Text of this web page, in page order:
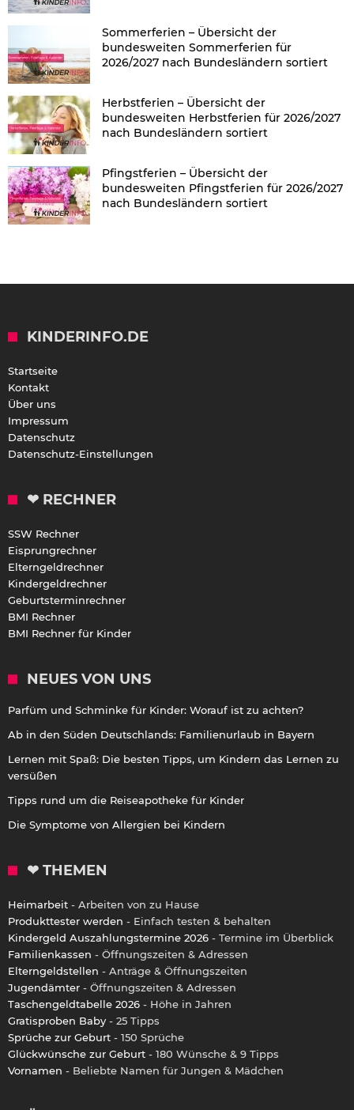
Sommerferien – Übersicht der
bundesweiten Sommerferien für
2026/2027 nach Bundesländern sortiert
Herbstferien – Übersicht der
bundesweiten Herbstferien für 2026/2027
nach Bundesländern sortiert
Pfingstferien – Übersicht der
bundesweiten Pfingstferien für 2026/2027
nach Bundesländern sortiert
KINDERINFO.DE
Startseite
Kontakt
Über uns
Impressum
Datenschutz
Datenschutz-Einstellungen
❤ RECHNER
SSW Rechner
Eisprungrechner
Elterngeldrechner
Kindergeldrechner
Geburtsterminrechner
BMI Rechner
BMI Rechner für Kinder
NEUES VON UNS
Parfüm und Schminke für Kinder: Worauf ist zu achten?
Ab in den Süden Deutschlands: Familienurlaub in Bayern
Lernen mit Spaß: Die besten Tipps, um Kindern das Lernen zu
versüßen
Tipps rund um die Reiseapotheke für Kinder
Die Symptome von Allergien bei Kindern
❤ THEMEN
Heimarbeit - Arbeiten von zu Hause
Produkttester werden - Einfach testen & behalten
Kindergeld Auszahlungstermine 2026 - Termine im Überblick
Familienkassen - Öffnungszeiten & Adressen
Elterngeldstellen - Anträge & Öffnungszeiten
Jugendämter - Öffnungszeiten & Adressen
Taschengeldtabelle 2026 - Höhe in Jahren
Gratisproben Baby - 25 Tipps
Sprüche zur Geburt - 150 Sprüche
Glückwünsche zur Geburt - 180 Wünsche & 9 Tipps
Vornamen - Beliebte Namen für Jungen & Mädchen